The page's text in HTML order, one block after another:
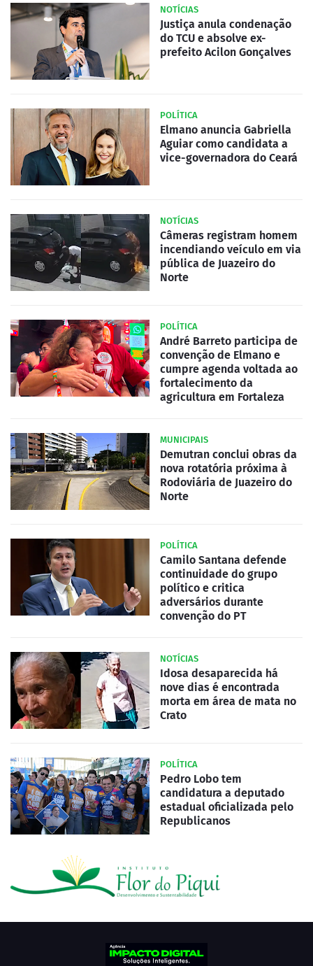
NOTÍCIAS
Justiça anula condenação
do TCU e absolve ex-
prefeito Acilon Gonçalves
POLÍTICA
Elmano anuncia Gabriella
Aguiar como candidata a
vice-governadora do Ceará
NOTÍCIAS
Câmeras registram homem
incendiando veículo em via
pública de Juazeiro do
Norte
POLÍTICA
André Barreto participa de
convenção de Elmano e
cumpre agenda voltada ao
fortalecimento da
agricultura em Fortaleza
MUNICIPAIS
Demutran conclui obras da
nova rotatória próxima à
Rodoviária de Juazeiro do
Norte
POLÍTICA
Camilo Santana defende
continuidade do grupo
político e critica
adversários durante
convenção do PT
NOTÍCIAS
Idosa desaparecida há
nove dias é encontrada
morta em área de mata no
Crato
POLÍTICA
Pedro Lobo tem
candidatura a deputado
estadual oficializada pelo
Republicanos